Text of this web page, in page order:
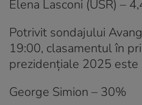
Elena Lasconi (USR) –
Potrivit sondajului
19:00, clasamentul în
prezidențiale 2025 este
George Simion – 30%